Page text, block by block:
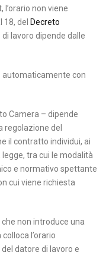
non viene
del Decreto
di lavoro dipende dalle
automaticamente con
Camera – dipende
regolazione del
il contratto individui, ai
tra cui le modalità
e normativo spettante
cui viene richiesta
che non introduce una
l’orario
datore di lavoro e